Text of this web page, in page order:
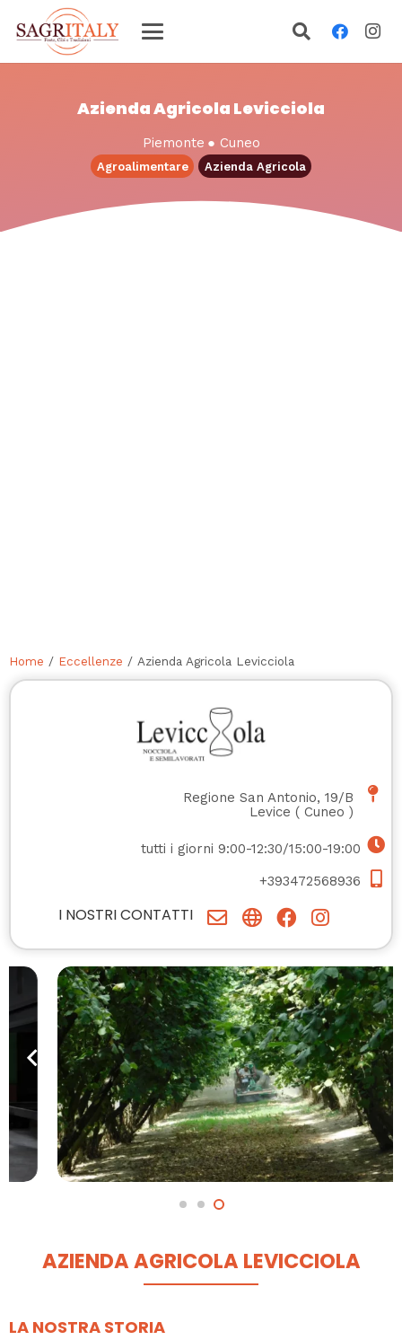
Azienda Agricola Levicciola
Piemonte ● Cuneo
Agroalimentare Azienda Agricola
Home / Eccellenze / Azienda Agricola Levicciola
Regione San Antonio, 19/B
Levice ( Cuneo )
tutti i giorni 9:00-12:30/15:00-19:00
+393472568936
I NOSTRI CONTATTI
AZIENDA AGRICOLA LEVICCIOLA
LA NOSTRA STORIA